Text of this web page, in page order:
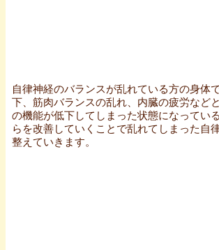
自律神経のバランスが乱れている方の身体
下、筋肉バランスの乱れ、内臓の疲労など
の機能が低下してしまった状態になってい
らを改善していくことで乱れてしまった自
整えていきます。